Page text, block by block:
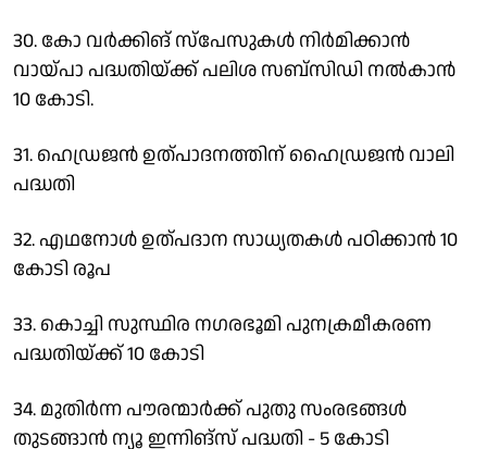
30. കോ വര്‍ക്കിങ് സ്‌പേസുകള്‍ നിര്‍മിക്കാന്‍
വായ്പാ പദ്ധതിയ്ക്ക് പലിശ സബ്‌സിഡി നല്‍കാന്‍
10 കോടി.
31. ഹെഡ്രജന്‍ ഉത്പാദനത്തിന് ഹൈഡ്രജന്‍ വാലി
പദ്ധതി
32. എഥനോള്‍ ഉത്പദാന സാധ്യതകള്‍ പഠിക്കാന്‍ 10
കോടി രൂപ
33. കൊച്ചി സുസ്ഥിര നഗരഭൂമി പുനക്രമീകരണ
പദ്ധതിയ്ക്ക് 10 കോടി
34. മുതിര്‍ന്ന പൗരന്മാര്‍ക്ക് പുതു സംരഭങ്ങള്‍
തുടങ്ങാന്‍ ന്യൂ ഇന്നിങ്‌സ് പദ്ധതി - 5 കോടി